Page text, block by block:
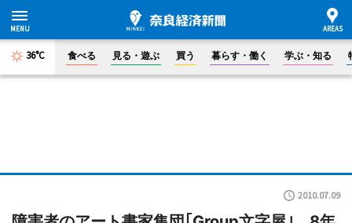
36°C 食べる 見る・遊ぶ 買う 暮らす・働く 学ぶ・知る
2010.07.09